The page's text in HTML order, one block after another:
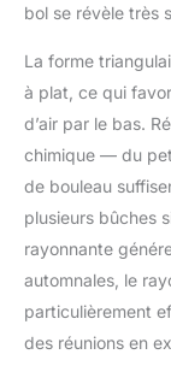
bol se révèle très
La forme
à plat, ce qui
d’air par le bas.
chimique — du
de bouleau
plusieurs bûches
rayonnante
automnales, le
particulièrement
des réunions en